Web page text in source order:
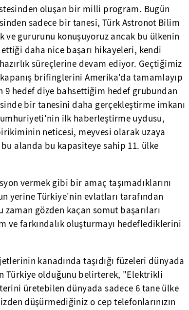
oluşan bir milli program. Bugün
sadece bir tanesi, Türk Astronot Bilim
ve gururunu konuşuyoruz ancak bu ülkenin
ettiği daha nice başarı hikayeleri, kendi
süreçlerine devam ediyor. Geçtiğimiz
brifinglerini Amerika'da tamamlayıp
9 hedef diye bahsettiğim hedef grubundan
bir tanesini daha gerçekleştirme imkanı
ilk haberleştirme uydusu,
birikiminin neticesi, meyvesi olarak uzaya
alanda bu kapasiteye sahip 11. ülke
vermek gibi bir amaç taşımadıklarını
yerine Türkiye'nin evlatları tarafından
gözden kaçan somut başarıları
ve farkındalık oluşturmayı hedeflediklerini
kanadında taşıdığı füzeleri dünyada
Türkiye olduğunu belirterek, "Elektrikli
üretebilen dünyada sadece 6 tane ülke
düşürmediğiniz o cep telefonlarınızın